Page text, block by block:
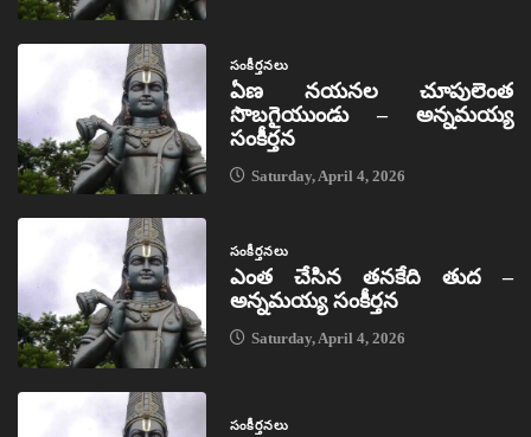
సంకీర్తనలు
ఏణ నయనల చూపులెంత
సొబగైయుండు – అన్నమయ్య
సంకీర్తన
Saturday, April 4, 2026
సంకీర్తనలు
ఎంత చేసిన తనకేది తుద –
అన్నమయ్య సంకీర్తన
Saturday, April 4, 2026
సంకీర్తనలు